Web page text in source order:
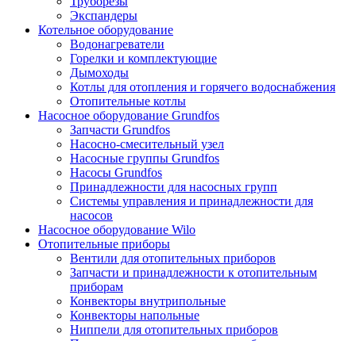
Экспандеры
Котельное оборудование
Водонагреватели
Горелки и комплектующие
Дымоходы
Котлы для отопления и горячего водоснабжения
Отопительные котлы
Насосное оборудование Grundfos
Запчасти Grundfos
Насосно-смесительный узел
Насосные группы Grundfos
Насосы Grundfos
Принадлежности для насосных групп
Системы управления и принадлежности для
насосов
Насосное оборудование Wilo
Отопительные приборы
Вентили для отопительных приборов
Запчасти и принадлежности к отопительным
приборам
Конвекторы внутрипольные
Конвекторы напольные
Ниппели для отопительных приборов